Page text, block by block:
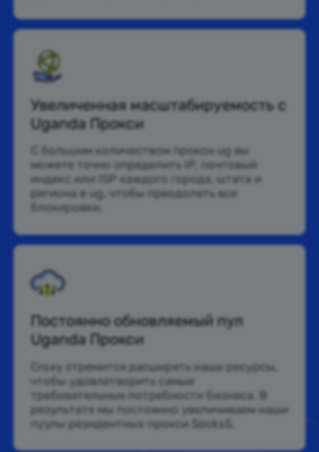
Увеличенная масштабируемость с
Uganda Прокси
С большим количеством прокси ug вы
можете точно определить IP, почтовый
индекс или ISP каждого города, штата и
региона в ug, чтобы преодолеть все
блокировки.
Постоянно обновляемый пул
Uganda Прокси
Croxy стремится расширять наши ресурсы,
чтобы удовлетворить самые
требовательные потребности бизнеса. В
результате мы постоянно увеличиваем наши
пуулы резидентных прокси Socks5.